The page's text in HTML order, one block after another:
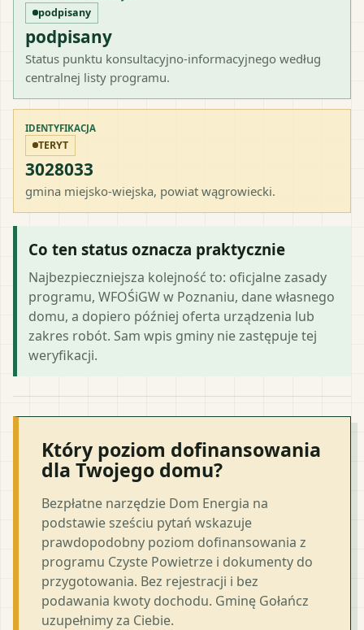
podpisany
podpisany
Status punktu konsultacyjno-informacyjnego według
centralnej listy programu.
IDENTYFIKACJA
TERYT
3028033
gmina miejsko-wiejska, powiat wągrowiecki.
Co ten status oznacza praktycznie
Najbezpieczniejsza kolejność to: oficjalne zasady
programu, WFOŚiGW w Poznaniu, dane własnego
domu, a dopiero później oferta urządzenia lub
zakres robót. Sam wpis gminy nie zastępuje tej
weryfikacji.
Który poziom dofinansowania
dla Twojego domu?
Bezpłatne narzędzie Dom Energia na
podstawie sześciu pytań wskazuje
prawdopodobny poziom dofinansowania z
programu Czyste Powietrze i dokumenty do
przygotowania. Bez rejestracji i bez
podawania kwoty dochodu. Gminę Gołańcz
uzupełnimy za Ciebie.